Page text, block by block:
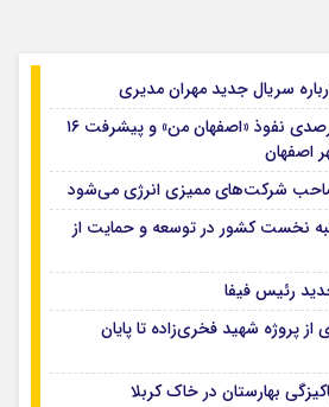
سریال جدید مهران مدیری
رشد ۴۶ درصدی نفوذ «اصفهان من» و پیشرفت ۱۶
اصفهان
شرکت‌های ممیزی انرژی می‌شود
نخست کشور در توسعه و حمایت از
رئیس فیفا
از پروژه شهید فخری‌زاده تا پایان
بهارستان در خاک کربلا